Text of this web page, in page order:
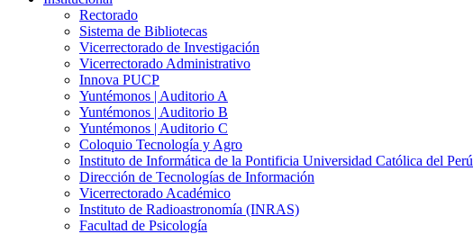
Rectorado
Sistema de Bibliotecas
Vicerrectorado de Investigación
Vicerrectorado Administrativo
Innova PUCP
Yuntémonos | Auditorio A
Yuntémonos | Auditorio B
Yuntémonos | Auditorio C
Coloquio Tecnología y Agro
Instituto de Informática de la Pontificia Universidad Católica del Perú
Dirección de Tecnologías de Información
Vicerrectorado Académico
Instituto de Radioastronomía (INRAS)
Facultad de Psicología